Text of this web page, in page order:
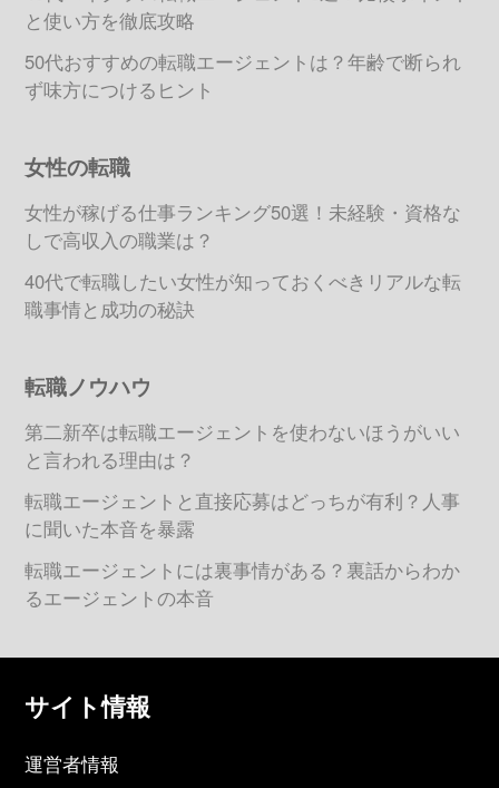
と使い方を徹底攻略
50代おすすめの転職エージェントは？年齢で断られ
ず味方につけるヒント
女性の転職
女性が稼げる仕事ランキング50選！未経験・資格な
しで高収入の職業は？
40代で転職したい女性が知っておくべきリアルな転
職事情と成功の秘訣
転職ノウハウ
第二新卒は転職エージェントを使わないほうがいい
と言われる理由は？
転職エージェントと直接応募はどっちが有利？人事
に聞いた本音を暴露
転職エージェントには裏事情がある？裏話からわか
るエージェントの本音
サイト情報
運営者情報